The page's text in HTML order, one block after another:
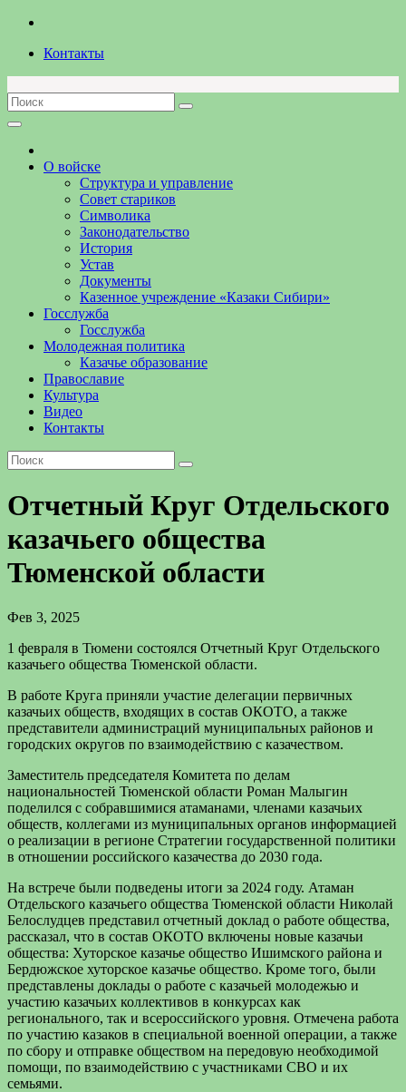
Перейти
содержимому
Контакты
О войске
Структура и управление
Совет стариков
Символика
Законодательство
История
Устав
Документы
Казенное учреждение «Казаки Сибири»
Госслужба
Госслужба
Молодежная политика
Казачье образование
Православие
Культура
Видео
Контакты
Отчетный Круг Отдельского
казачьего общества
Тюменской области
Фев 3, 2025
1 февраля в Тюмени состоялся Отчетный Круг Отдельского
казачьего общества Тюменской области.
В работе Круга приняли участие делегации первичных
казачьих обществ, входящих в состав ОКОТО, а также
представители администраций муниципальных районов и
городских округов по взаимодействию с казачеством.
Заместитель председателя Комитета по делам
национальностей Тюменской области Роман Малыгин
поделился с собравшимися атаманами, членами казачьих
обществ, коллегами из муниципальных органов информацией
о реализации в регионе Стратегии государственной политики
в отношении российского казачества до 2030 года.
На встрече были подведены итоги за 2024 году. Атаман
Отдельского казачьего общества Тюменской области Николай
Белослудцев представил отчетный доклад о работе общества,
рассказал, что в состав ОКОТО включены новые казачьи
общества: Хуторское казачье общество Ишимского района и
Бердюжское хуторское казачье общество. Кроме того, были
представлены доклады о работе с казачьей молодежью и
участию казачьих коллективов в конкурсах как
регионального, так и всероссийского уровня. Отмечена работа
по участию казаков в специальной военной операции, а также
по сбору и отправке обществом на передовую необходимой
помощи, по взаимодействию с участниками СВО и их
семьями.